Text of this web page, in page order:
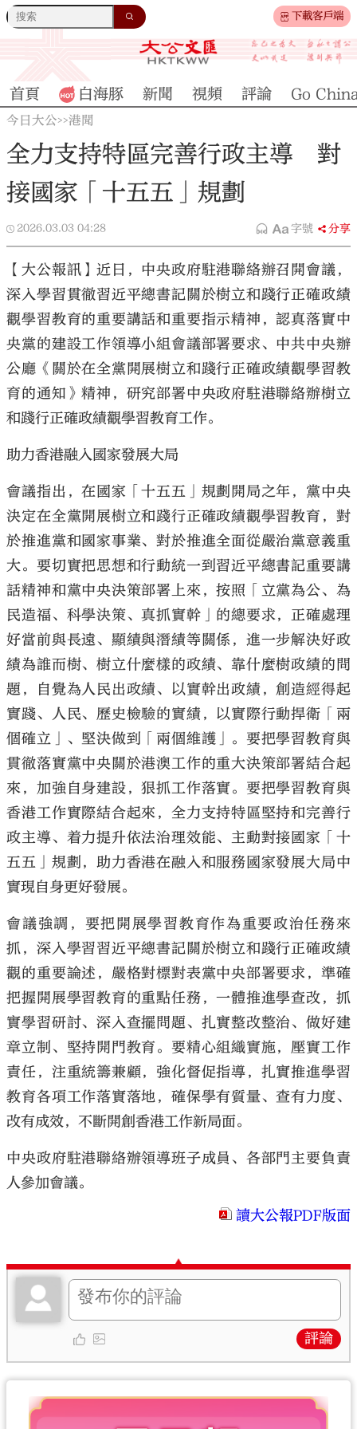
下載客戶端
大公文匯
首頁 白海豚 新聞 視頻 評論 Go
今日大公>>港聞
全力支持特區完善行政主導 對
接國家「十五五」規劃
2026.03.03 04:28 字號 分享
【大公報訊】近日，中央政府駐港聯絡辦召開會議，
深入學習貫徹習近平總書記關於樹立和踐行正確政績
觀學習教育的重要講話和重要指示精神，認真落實中
央黨的建設工作領導小組會議部署要求、中共中央辦
公廳《關於在全黨開展樹立和踐行正確政績觀學習教
育的通知》精神，研究部署中央政府駐港聯絡辦樹立
和踐行正確政績觀學習教育工作。
助力香港融入國家發展大局
會議指出，在國家「十五五」規劃開局之年，黨中央
決定在全黨開展樹立和踐行正確政績觀學習教育，對
於推進黨和國家事業、對於推進全面從嚴治黨意義重
大。要切實把思想和行動統一到習近平總書記重要講
話精神和黨中央決策部署上來，按照「立黨為公、為
民造福、科學決策、真抓實幹」的總要求，正確處理
好當前與長遠、顯績與潛績等關係，進一步解決好政
績為誰而樹、樹立什麼樣的政績、靠什麼樹政績的問
題，自覺為人民出政績、以實幹出政績，創造經得起
實踐、人民、歷史檢驗的實績，以實際行動捍衛「兩
個確立」、堅決做到「兩個維護」。要把學習教育與
貫徹落實黨中央關於港澳工作的重大決策部署結合起
來，加強自身建設，狠抓工作落實。要把學習教育與
香港工作實際結合起來，全力支持特區堅持和完善行
政主導、着力提升依法治理效能、主動對接國家「十
五五」規劃，助力香港在融入和服務國家發展大局中
實現自身更好發展。
會議強調，要把開展學習教育作為重要政治任務來
抓，深入學習習近平總書記關於樹立和踐行正確政績
觀的重要論述，嚴格對標對表黨中央部署要求，準確
把握開展學習教育的重點任務，一體推進學查改，抓
實學習研討、深入查擺問題、扎實整改整治、做好建
章立制、堅持開門教育。要精心組織實施，壓實工作
責任，注重統籌兼顧，強化督促指導，扎實推進學習
教育各項工作落實落地，確保學有質量、查有力度、
改有成效，不斷開創香港工作新局面。
中央政府駐港聯絡辦領導班子成員、各部門主要負責
人參加會議。
讀大公報PDF版面
評論